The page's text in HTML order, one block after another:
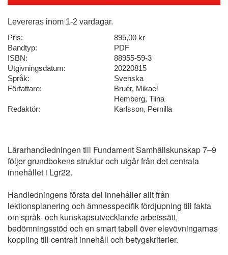
Levereras inom 1-2 vardagar.
Pris:
895,00 kr
Bandtyp:
PDF
ISBN:
88955-59-3
Utgivningsdatum:
20220815
Språk:
Svenska
Författare:
Bruér, Mikael
Hemberg, Tiina
Redaktör:
Karlsson, Pernilla
Lärarhandledningen till Fundament Samhällskunskap 7–9
följer grundbokens struktur och utgår från det centrala
innehållet i Lgr22.
Handledningens första del innehåller allt från
lektionsplanering och ämnesspecifik fördjupning till fakta
om språk- och kunskapsutvecklande arbetssätt,
bedömningsstöd och en smart tabell över elevövningarnas
koppling till centralt innehåll och betygskriterier.